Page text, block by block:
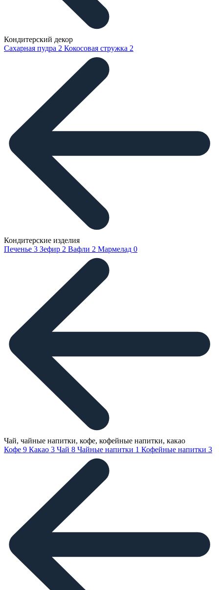
Кондитерский декор
Сахарная пудра 2 Кокосовая стружка 2
Кондитерские изделия
Печенье 3 Зефир 2 Вафли 2 Мармелад 0
Чай, чайные напитки, кофе, кофейные напитки, какао
Кофе 9 Какао 3 Чай 8 Чайные напитки 1 Кофейные напитки 3